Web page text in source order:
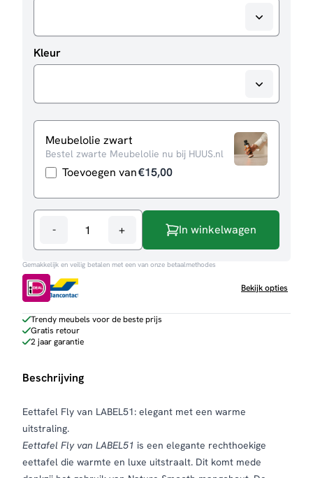
Kleur
Meubelolie zwart
Bestel zwarte Meubelolie nu bij HUUS.nl
Toevoegen van€15,00
-
Fly
aantal
+ In winkelwagen
Gemakkelijk en veilig betalen met een van onze betaalmethodes
Bekijk opties
Trendy meubels voor de beste prijs
Gratis retour
2 jaar garantie
Beschrijving
Eettafel Fly van LABEL51: elegant met een warme
uitstraling.
Eettafel Fly van LABEL51 is een elegante rechthoekige
eettafel die warmte en luxe uitstraalt. Dit komt mede